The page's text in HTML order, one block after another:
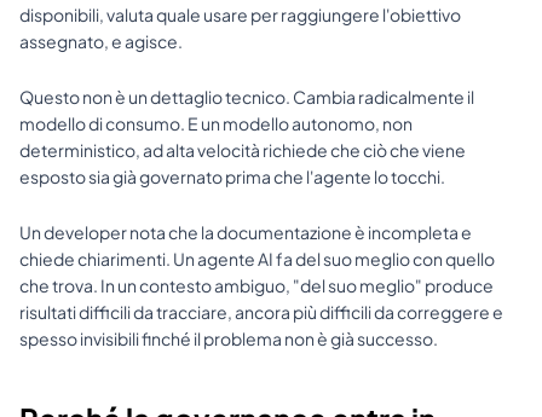
disponibili, valuta quale usare per raggiungere l'obiettivo
assegnato, e agisce.
Questo non è un dettaglio tecnico. Cambia radicalmente il
modello di consumo. E un modello autonomo, non
deterministico, ad alta velocità richiede che ciò che viene
esposto sia già governato prima che l'agente lo tocchi.
Un developer nota che la documentazione è incompleta e
chiede chiarimenti. Un agente AI fa del suo meglio con quello
che trova. In un contesto ambiguo, "del suo meglio" produce
risultati difficili da tracciare, ancora più difficili da correggere e
spesso invisibili finché il problema non è già successo.